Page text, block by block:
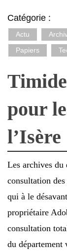
Catégorie :
Actu
Papiers
pour
l’Isère
Les archives du
consultation
qui à le
propriétaire
consultation
du département